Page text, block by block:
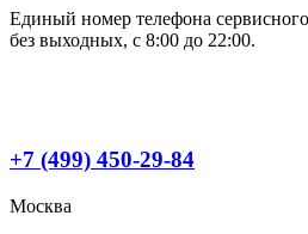
Единый номер телефона
без выходных, с 8:00 до 22:00.
+7 (499) 450-29-84
Москва